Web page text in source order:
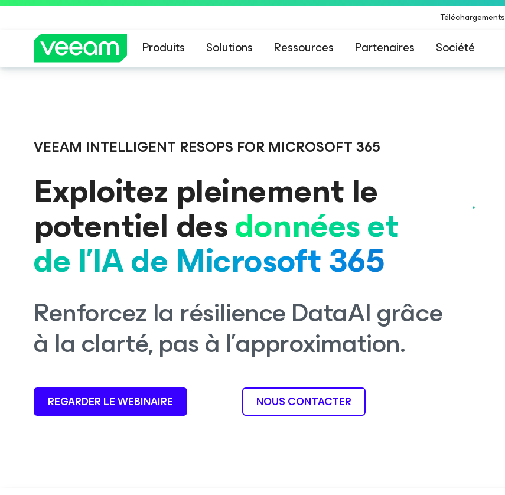
Téléchargements
Produits Solutions Ressources Partenaires Société
VEEAM INTELLIGENT RESOPS FOR MICROSOFT 365
Exploitez pleinement le
potentiel desdonnées et
de l’IA de Microsoft 365
Renforcez la résilience DataAI grâce
à la clarté, pas à l’approximation.
REGARDER LE WEBINAIRE NOUS CONTACTER